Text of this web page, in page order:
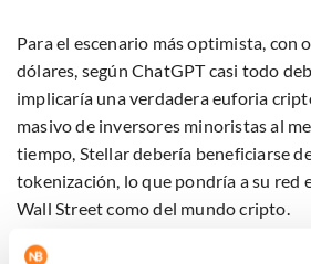
Para el escenario más optimista, con
dólares, según ChatGPT casi todo
implicaría una verdadera euforia
masivo de inversores minoristas al
tiempo, Stellar debería beneficiarse
tokenización, lo que pondría a su red
Wall Street como del mundo cripto.